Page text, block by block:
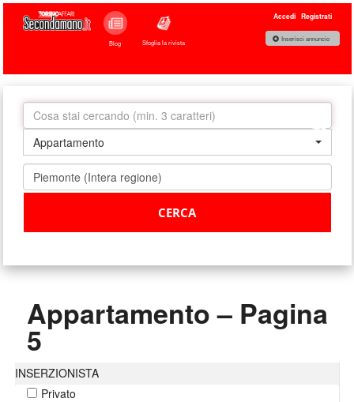
Blog Sfoglia la rivista
Accedi Registrati
Inserisci annuncio
Appartamento
Appartamento – Pagina
5
INSERZIONISTA
Privato